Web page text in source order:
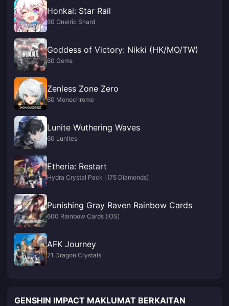
Honkai: Star Rail
60 Oneiric Shard
Goddess of Victory: Nikki (HK/MO/TW)
60 Gems
Zenless Zone Zero
60 Monochrome
Lunite Wuthering Waves
60 Lunites
Etheria: Restart
Hydra Crystal Pack I (75 Diamonds)
Punishing Gray Raven Rainbow Cards
600 Rainbow Cards (iOS)
AFK Journey
21 Dragon Crystals
GENSHIN IMPACT MAKLUMAT BERKAITAN